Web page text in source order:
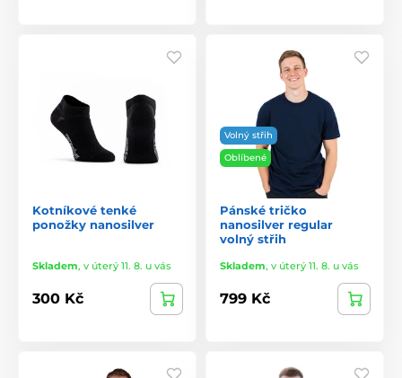
Kotníkové tenké
ponožky nanosilver
Skladem, v úterý 11. 8. u vás
300 Kč
Volný střih
Oblíbené
Pánské tričko
nanosilver regular
volný střih
Skladem, v úterý 11. 8. u vás
799 Kč